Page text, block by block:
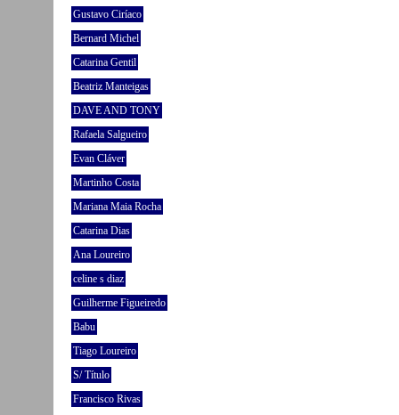
Gustavo Ciríaco
Bernard Michel
Catarina Gentil
Beatriz Manteigas
DAVE AND TONY
Rafaela Salgueiro
Evan Cláver
Martinho Costa
Mariana Maia Rocha
Catarina Dias
Ana Loureiro
celine s diaz
Guilherme Figueiredo
Babu
Tiago Loureiro
S/ Título
Francisco Rivas